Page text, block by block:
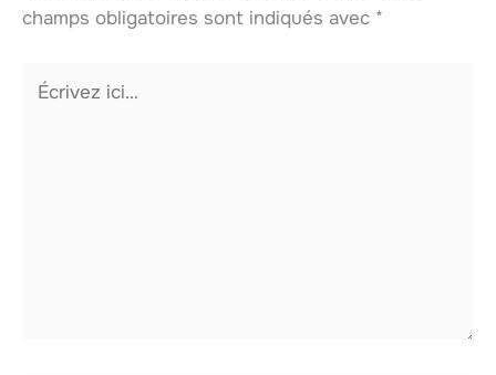
champs obligatoires sont indiqués avec *
Écrivez